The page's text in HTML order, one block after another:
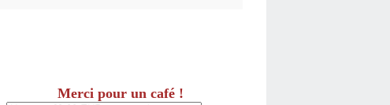
Merci pour un café !